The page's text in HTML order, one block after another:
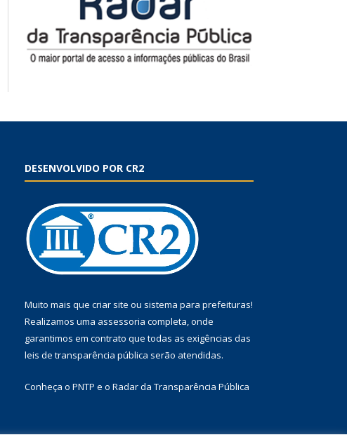
DESENVOLVIDO POR CR2
Muito mais que criar site ou sistema para prefeituras!
Realizamos uma assessoria completa, onde
garantimos em contrato que todas as exigências das
leis de transparência pública serão atendidas.
Conheça o PNTP e o Radar da Transparência Pública